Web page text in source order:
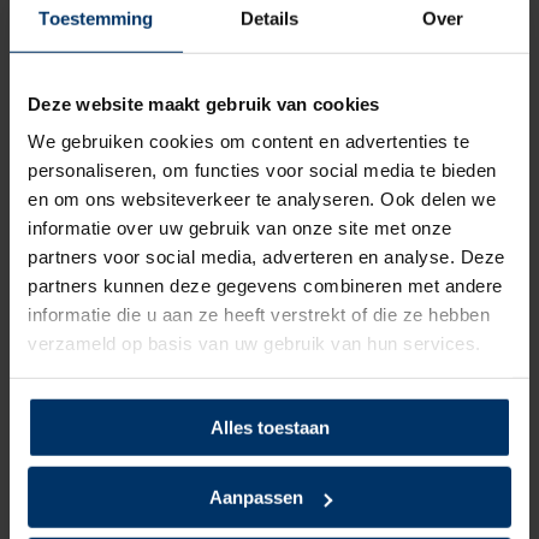
Toestemming Details Over
Deze website maakt gebruik van cookies
We gebruiken cookies om content en advertenties te
personaliseren, om functies voor social media te bieden
en om ons websiteverkeer te analyseren. Ook delen we
informatie over uw gebruik van onze site met onze
partners voor social media, adverteren en analyse. Deze
partners kunnen deze gegevens combineren met andere
informatie die u aan ze heeft verstrekt of die ze hebben
verzameld op basis van uw gebruik van hun services.
Alles toestaan
Aanpassen
Is de Puma Charge met S1p certificering dé werkschoen
webshop wanneer het jou uit komt, dan zorgen wij voor
de rest!
Wil je de schoenen toch even passen, dan kan dat in
onzeshowroom . Heb je nog vragen over de Puma Charge
Black Low of een van onze andere producten? Dan kun je
altijd contact opnemen met een van onze specialisten.
Categorie: Puma werkschoenen
Puma